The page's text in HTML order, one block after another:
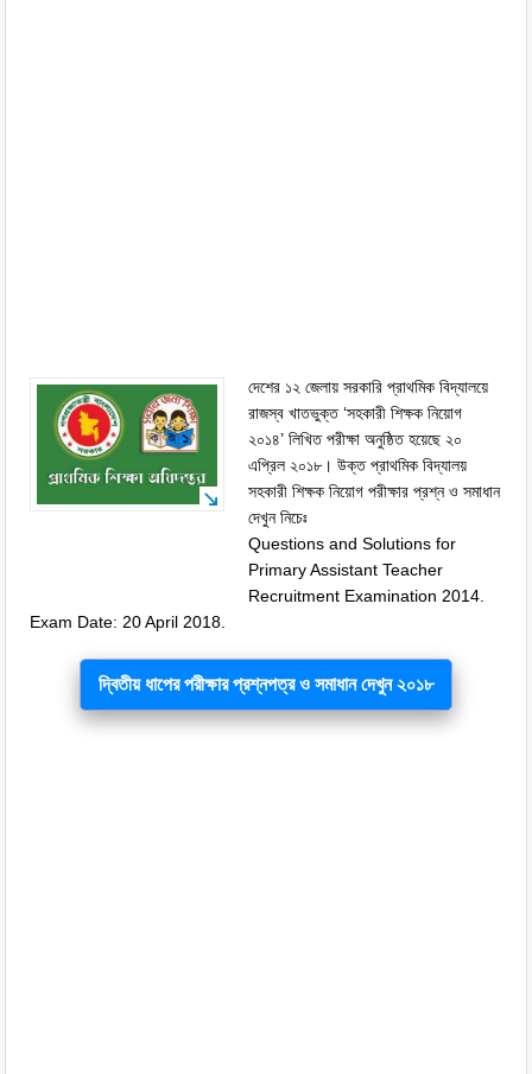
দেশের ১২ জেলায় সরকারি প্রাথমিক বিদ্যালয়ে
রাজস্ব খাতভুক্ত ‘সহকারী শিক্ষক নিয়োগ
২০১৪’ লিখিত পরীক্ষা অনুষ্ঠিত হয়েছে ২০
এপ্রিল ২০১৮। উক্ত প্রাথমিক বিদ্যালয়
সহকারী শিক্ষক নিয়োগ পরীক্ষার প্রশ্ন ও সমাধান
দেখুন নিচেঃ
Questions and Solutions for
Primary Assistant Teacher
Recruitment Examination 2014.
Exam Date: 20 April 2018.
দ্বিতীয় ধাপের পরীক্ষার প্রশ্নপত্র ও সমাধান দেখুন ২০১৮